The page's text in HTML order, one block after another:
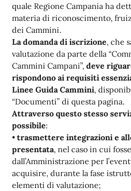
quale Regione Campania ha
materia di riconoscimento,
dei Cammini.
La domanda di iscrizione, che
valutazione da parte della
Cammini Campani”, deve
rispondono ai requisiti
Linee Guida Cammini,
“Documenti” di questa pagina.
Attraverso questo stesso
possibile:
• trasmettere integrazioni e
presentata, nel caso in cui
dall’Amministrazione per
acquisire, durante la fase
elementi di valutazione;